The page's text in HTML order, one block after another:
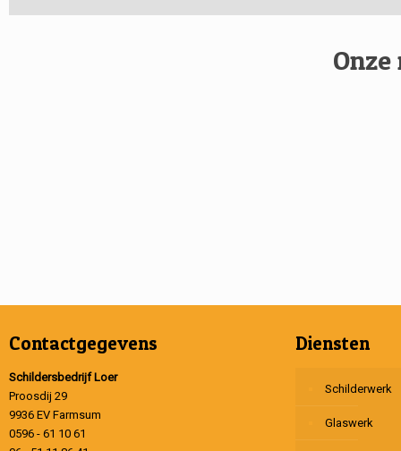
Contactgegevens
Schildersbedrijf Loer
Proosdij 29
9936 EV Farmsum
0596 - 61 10 61
Diensten
Schilderwerk
Glaswerk